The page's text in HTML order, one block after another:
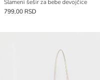
Slameni šešir za bebe devojčice
799,00 RSD